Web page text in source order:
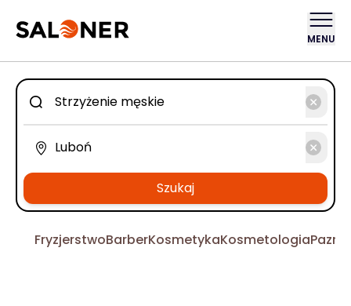
MENU
Szukaj
FryzjerstwoBarberKosmetykaKosmetologia